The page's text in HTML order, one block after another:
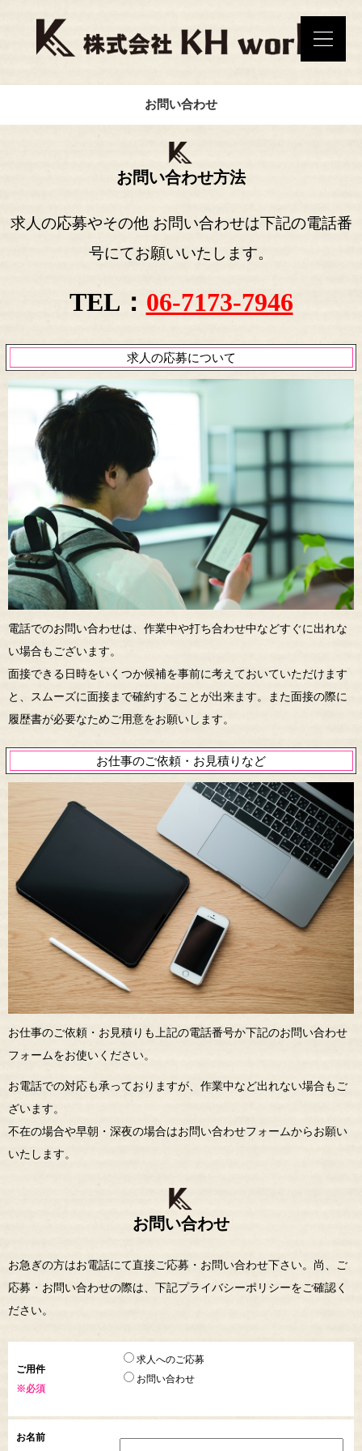
お問い合わせ
お問い合わせ方法
求人の応募やその他 お問い合わせは下記の電話番
号にてお願いいたします。
TEL： 06-7173-7946
求人の応募について
電話でのお問い合わせは、作業中や打ち合わせ中などすぐに出れな
い場合もございます。
面接できる日時をいくつか候補を事前に考えておいていただけます
と、スムーズに面接まで確約することが出来ます。また面接の際に
履歴書が必要なためご用意をお願いします。
お仕事のご依頼・お見積りなど
お仕事のご依頼・お見積りも上記の電話番号か下記のお問い合わせ
フォームをお使いください。
お電話での対応も承っておりますが、作業中など出れない場合もご
ざいます。
不在の場合や早朝・深夜の場合はお問い合わせフォームからお願い
いたします。
お問い合わせ
お急ぎの方はお電話にて直接ご応募・お問い合わせ下さい。尚、ご
応募・お問い合わせの際は、下記プライバシーポリシーをご確認く
ださい。
ご用件
※必須
求人へのご応募
お問い合わせ
お名前